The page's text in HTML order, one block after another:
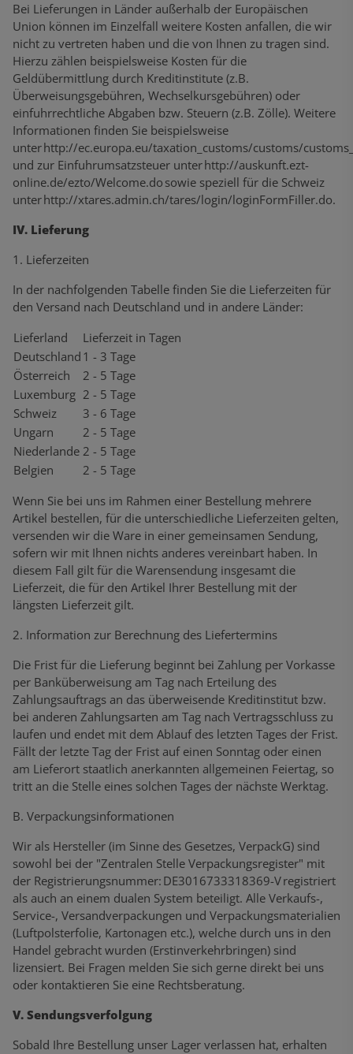
Bei Lieferungen in Länder außerhalb der Europäischen
Union können im Einzelfall weitere Kosten anfallen, die wir
nicht zu vertreten haben und die von Ihnen zu tragen sind.
Hierzu zählen beispielsweise Kosten für die
Geldübermittlung durch Kreditinstitute (z.B.
Überweisungsgebühren, Wechselkursgebühren) oder
einfuhrrechtliche Abgaben bzw. Steuern (z.B. Zölle). Weitere
Informationen finden Sie beispielsweise
unterhttp://ec.europa.eu/taxation_customs/customs/
und zur Einfuhrumsatzsteuer unterhttp://auskunft.ezt-
online.de/ezto/Welcome.do sowie speziell für die Schweiz
unterhttp://xtares.admin.ch/tares/login/loginFormFiller.do.
IV. Lieferung
1. Lieferzeiten
In der nachfolgenden Tabelle finden Sie die Lieferzeiten für
den Versand nach Deutschland und in andere Länder:
Lieferland
Lieferzeit in Tagen
Deutschland 1 - 3 Tage
Österreich
2 - 5 Tage
Luxemburg 2 - 5 Tage
Schweiz
3 - 6 Tage
Ungarn
2 - 5 Tage
Niederlande 2 - 5 Tage
Belgien
2 - 5 Tage
Wenn Sie bei uns im Rahmen einer Bestellung mehrere
Artikel bestellen, für die unterschiedliche Lieferzeiten gelten,
versenden wir die Ware in einer gemeinsamen Sendung,
sofern wir mit Ihnen nichts anderes vereinbart haben. In
diesem Fall gilt für die Warensendung insgesamt die
Lieferzeit, die für den Artikel Ihrer Bestellung mit der
längsten Lieferzeit gilt.
2. Information zur Berechnung des Liefertermins
Die Frist für die Lieferung beginnt bei Zahlung per Vorkasse
per Banküberweisung am Tag nach Erteilung des
Zahlungsauftrags an das überweisende Kreditinstitut bzw.
bei anderen Zahlungsarten am Tag nach Vertragsschluss zu
laufen und endet mit dem Ablauf des letzten Tages der Frist.
Fällt der letzte Tag der Frist auf einen Sonntag oder einen
am Lieferort staatlich anerkannten allgemeinen Feiertag, so
tritt an die Stelle eines solchen Tages der nächste Werktag.
B. Verpackungsinformationen
Wir als Hersteller (im Sinne des Gesetzes, VerpackG) sind
sowohl bei der "Zentralen Stelle Verpackungsregister" mit
der Registrierungsnummer: DE3016733318369-V registriert
als auch an einem dualen System beteiligt. Alle Verkaufs-,
Service-, Versandverpackungen und Verpackungsmaterialien
(Luftpolsterfolie, Kartonagen etc.), welche durch uns in den
Handel gebracht wurden (Erstinverkehrbringen) sind
lizensiert. Bei Fragen melden Sie sich gerne direkt bei uns
oder kontaktieren Sie eine Rechtsberatung.
V. Sendungsverfolgung
Sobald Ihre Bestellung unser Lager verlassen hat, erhalten